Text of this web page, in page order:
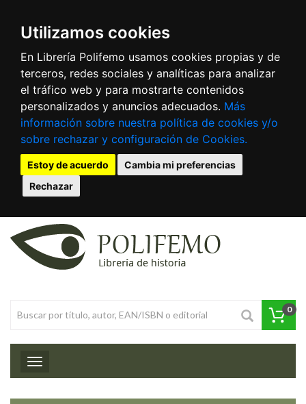
Utilizamos cookies
En Librería Polifemo usamos cookies propias y de
terceros, redes sociales y analíticas para analizar
el tráfico web y para mostrarte contenidos
personalizados y anuncios adecuados. Más
información sobre nuestra política de cookies y/o
sobre rechazar y configuración de Cookies.
Estoy de acuerdo
Cambia mi preferencias
Rechazar
0
Toggle navigation